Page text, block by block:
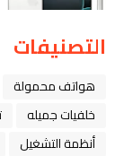
التصنيفات
هواتف محمولة
خلفيات جميله
أنظمة التشغيل